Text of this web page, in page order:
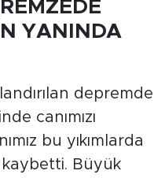
YANINDA
depremde
canımızı
bu yıkımlarda
kaybetti. Büyük